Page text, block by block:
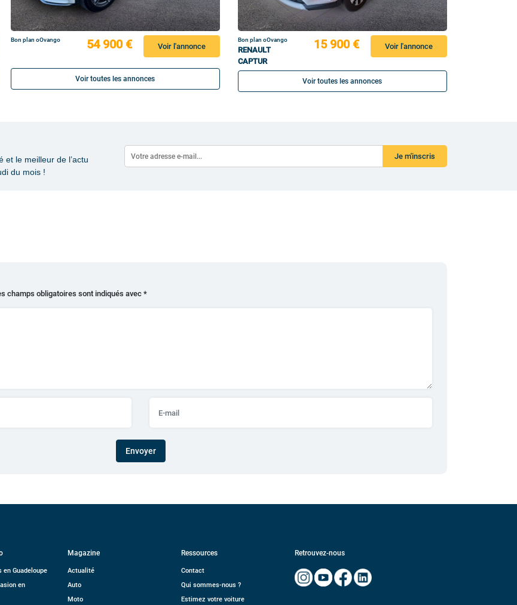
Bon plan oOvango 54 900 € Voir l'annonce
Voir toutes les annonces
Bon plan oOvango
RENAULT
CAPTUR
15 900 € Voir l'annonce
Voir toutes les annonces
et le meilleur de l’actu
du mois !
Je m'inscris
champs obligatoires sont indiqués avec *
Envoyer
en Guadeloupe
en
Magazine
Actualité
Auto
Moto
Ressources
Contact
Qui sommes-nous ?
Estimez votre voiture
Retrouvez-nous